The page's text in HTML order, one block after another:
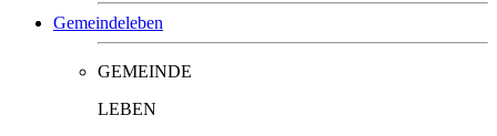
Gemeindeleben
GEMEINDE
LEBEN